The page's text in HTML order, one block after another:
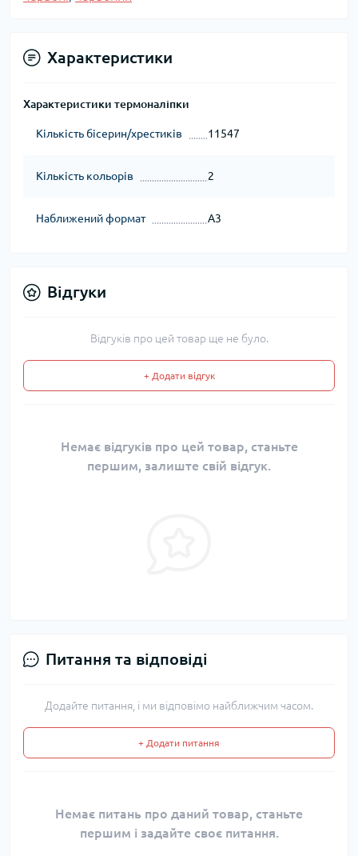
Характеристики
Характеристики термоналіпки
Кількість бісерин/хрестиків 11547
Кількість кольорів 2
Наближений формат А3
Відгуки
Відгуків про цей товар ще не було.
+ Додати відгук
Немає відгуків про цей товар, станьте
першим, залиште свій відгук.
Питання та відповіді
Додайте питання, і ми відповімо найближчим часом.
+ Додати питання
Немає питань про даний товар, станьте
першим і задайте своє питання.